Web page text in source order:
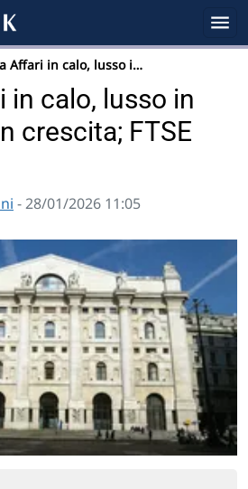
Affari in calo, lusso i…
in calo, lusso in
crescita; FTSE
- 28/01/2026 11:05